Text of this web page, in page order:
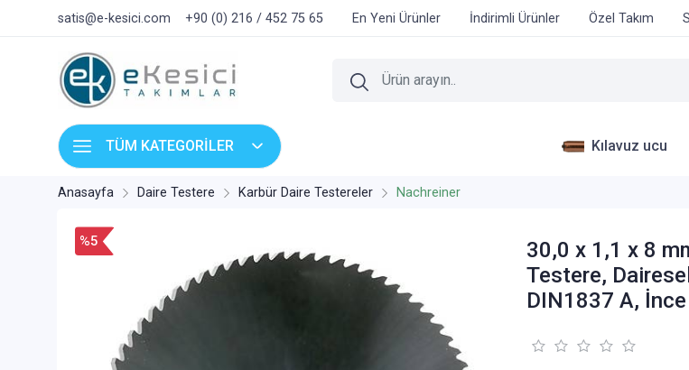
satis@e-kesici.com +90 (0) 216 / 452 75 65 En Yeni Ürünler İndirimli Ürünler Özel Takım
TÜM KATEGORİLER Kılavuz ucu
Anasayfa Daire Testere Karbür Daire Testereler Nachreiner
%5
30,0 x 1,1 x 8
Testere,
DIN1837 A,